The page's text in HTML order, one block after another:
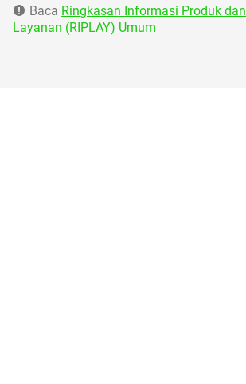
Baca Ringkasan Informasi Produk dan
Layanan (RIPLAY) Umum